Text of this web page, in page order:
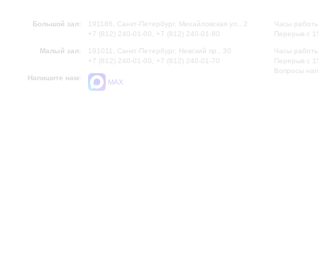
Большой зал:
191186, Санкт-Петербург, Михайловская ул., 2
+7 (812) 240-01-00, +7 (812) 240-01-80
Малый зал:
191011, Санкт-Петербург, Невский пр., 30
+7 (812) 240-01-00, +7 (812) 240-01-70
Напишите нам:
MAX
Часы
Перерыв с
Часы
Перерыв с
Вопросы